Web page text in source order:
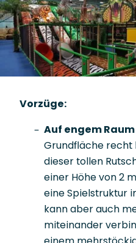
Vorzüge:
Auf engem
Grundfläche recht
dieser tollen
einer Höhe von 2
eine Spielstruktur
kann aber auch
miteinander